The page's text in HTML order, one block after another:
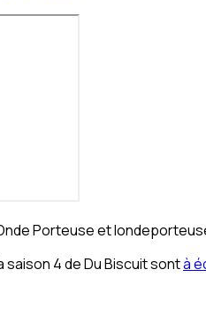
Porteuse et
4 de Du Biscuit sontà